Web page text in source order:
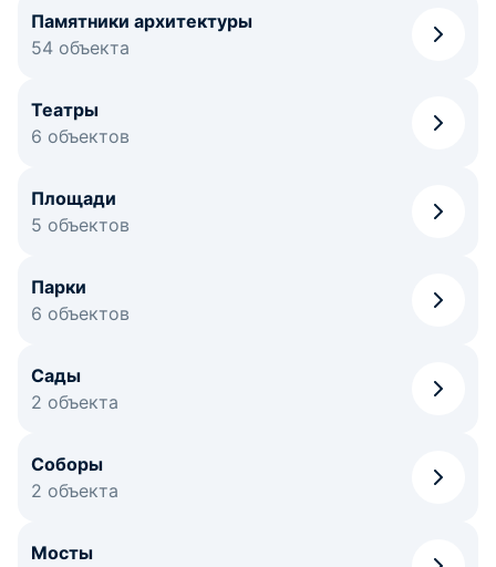
Памятники архитектуры
54 объекта
Театры
6 объектов
Площади
5 объектов
Парки
6 объектов
Сады
2 объекта
Соборы
2 объекта
Мосты